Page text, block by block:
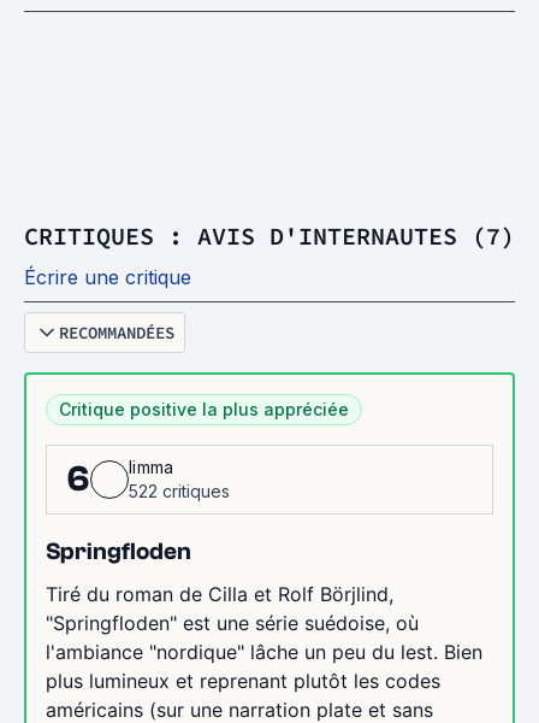
CRITIQUES : AVIS D'INTERNAUTES (7)
Écrire une critique
RECOMMANDÉES
Critique positive la plus appréciée
6
limma
522 critiques
Springfloden
Tiré du roman de Cilla et Rolf Bӧrjlind,
"Springfloden" est une série suédoise, où
l'ambiance "nordique" lâche un peu du lest. Bien
plus lumineux et reprenant plutôt les codes
américains (sur une narration plate et sans